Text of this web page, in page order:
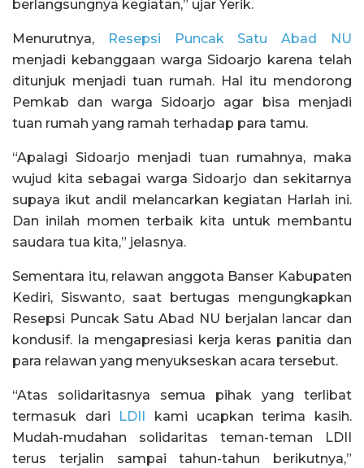
berlangsungnya kegiatan,” ujar Yerik.
Menurutnya,
Resepsi Puncak Satu Abad NU
menjadi kebanggaan warga Sidoarjo karena telah
ditunjuk menjadi tuan rumah. Hal itu mendorong
Pemkab dan warga Sidoarjo agar bisa menjadi
tuan rumah yang ramah terhadap para tamu.
“Apalagi Sidoarjo menjadi tuan rumahnya, maka
wujud kita sebagai warga Sidoarjo dan sekitarnya
supaya ikut andil melancarkan kegiatan Harlah ini.
Dan inilah momen terbaik kita untuk membantu
saudara tua kita,” jelasnya.
Sementara itu, relawan anggota Banser Kabupaten
Kediri, Siswanto, saat bertugas mengungkapkan
Resepsi Puncak Satu Abad NU berjalan lancar dan
kondusif. Ia mengapresiasi kerja keras panitia dan
para relawan yang menyukseskan acara tersebut.
“Atas solidaritasnya semua pihak yang terlibat
termasuk dari
LDII
kami ucapkan terima kasih.
Mudah-mudahan solidaritas teman-teman LDII
terus terjalin sampai tahun-tahun berikutnya,”